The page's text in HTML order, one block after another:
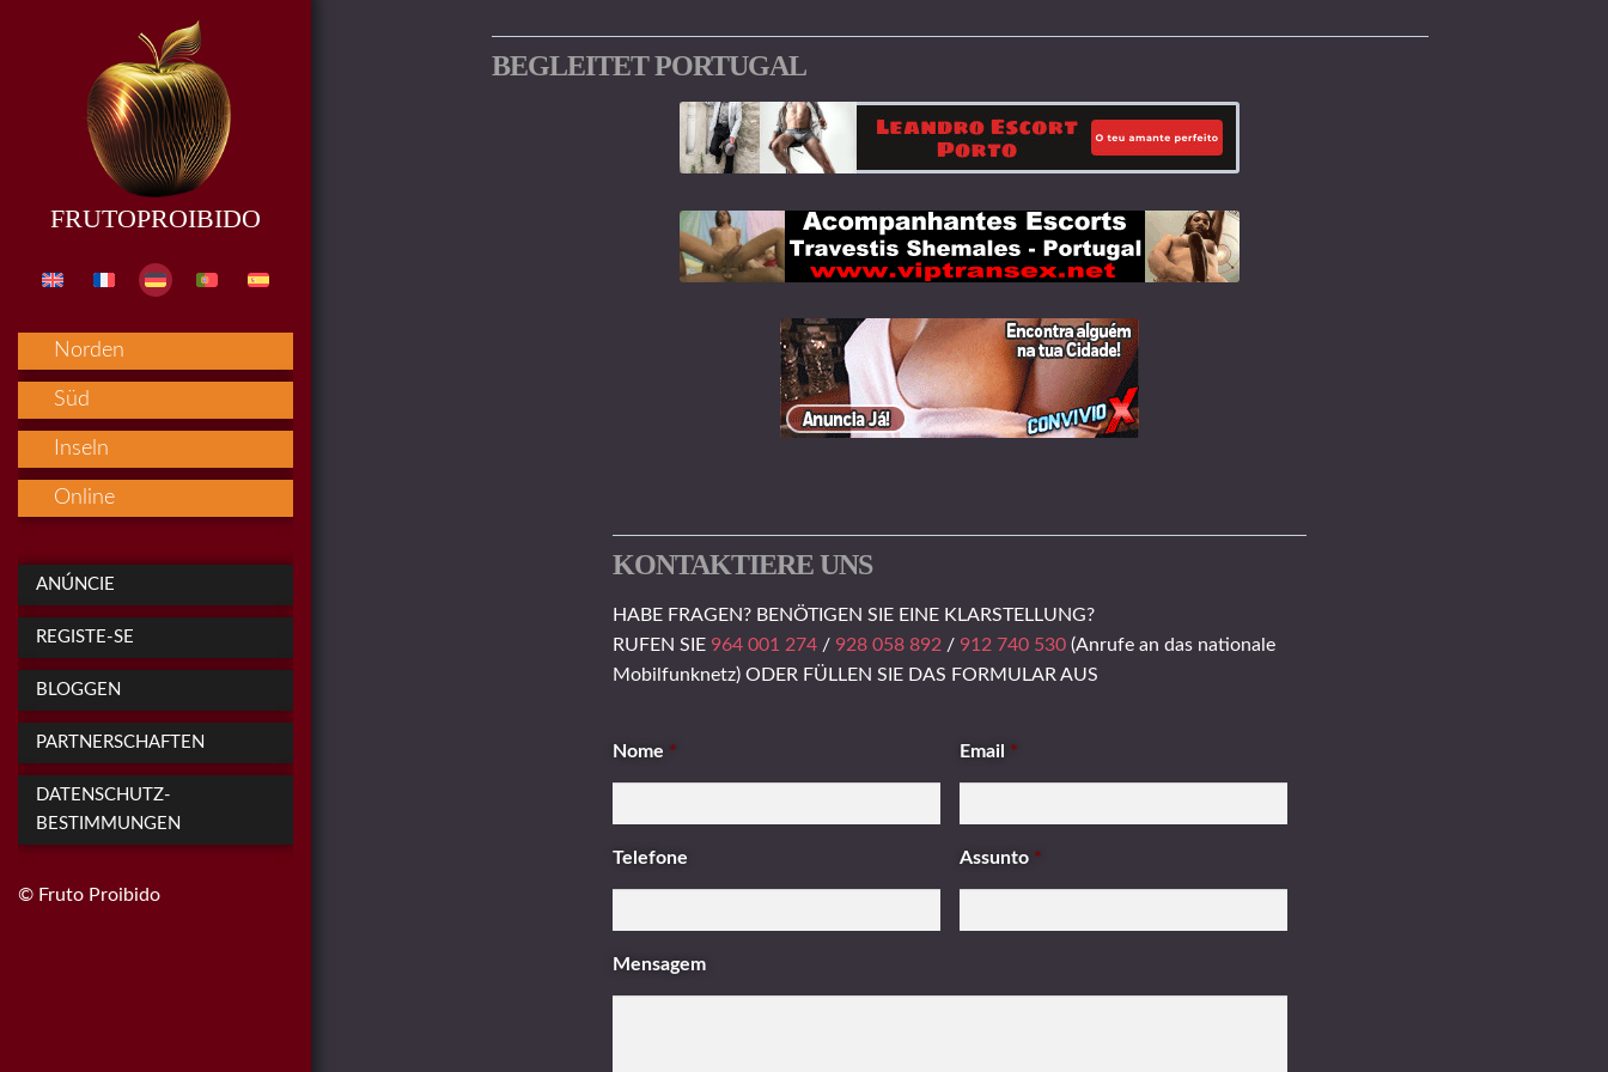
FRUTOPROIBIDO
Norden
Süd
Inseln
Online
ANÚNCIE
REGISTE-SE
BLOGGEN
PARTNERSCHAFTEN
DATENSCHUTZ-
BESTIMMUNGEN
© Fruto Proibido
BEGLEITET PORTUGAL
KONTAKTIERE UNS
HABE FRAGEN? BENÖTIGEN SIE EINE KLARSTELLUNG?
RUFEN SIE 964 001 274 / 928 058 892 / 912 740 530 (Anrufe an das nationale
Mobilfunknetz) ODER FÜLLEN SIE DAS FORMULAR AUS
Nome * Email *
Telefone Assunto *
Mensagem